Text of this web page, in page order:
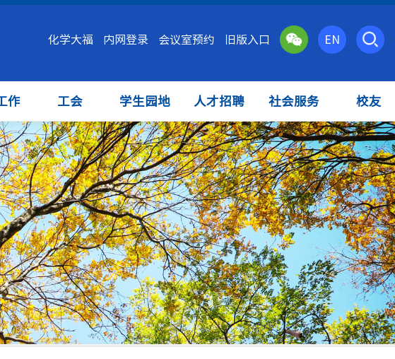
作 工会 学生园地 人才招聘 社会服务 校友
化学大福 内网登录 会议室预约 旧版入口 EN